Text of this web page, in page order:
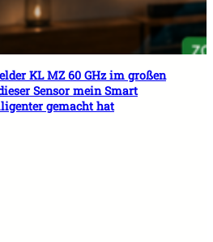
KL MZ 60 GHz im großen
Sensor mein Smart
gemacht hat